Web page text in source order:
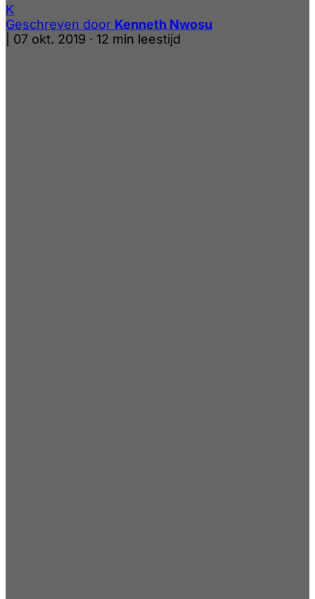
K
Geschreven door Kenneth Nwosu
07 okt. 2019 · 12 min leestijd